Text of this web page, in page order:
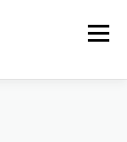
メニュー